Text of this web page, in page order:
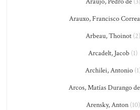
Arauxo, Francisco
Arbeau, Thoinot(2)
Arcadelt, Jacob (1)
Archilei, Antonio
Arcos, Matías Durango
Arensky, Anton(10)